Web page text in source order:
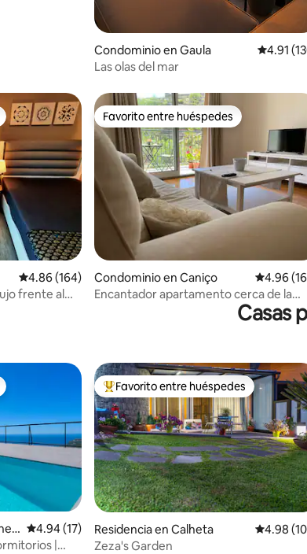
Condominio en Gaula
4.91
Las olas del mar
Calificación promedio: 4.86 de 5; 164 evaluaciones
4.86 (164)
frente al
Favorito entre huéspedes
Favorito entre huéspedes
Condominio en Caniço
4.96
Encantador apartamento cerca de la
Casas
Calificación promedio: 4.94 de 5; 17 evaluaciones
4.94 (17)
|
De los mejores en Favorito entre
Favorito entre huéspedes
Residencia en Calheta
4.98
Zeza's Garden